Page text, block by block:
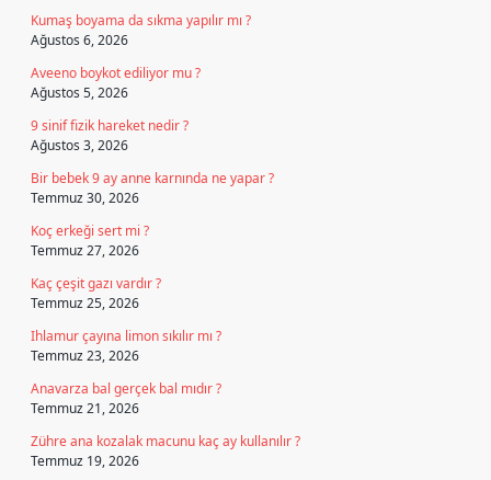
Kumaş boyama da sıkma yapılır mı ?
Ağustos 6, 2026
Aveeno boykot ediliyor mu ?
Ağustos 5, 2026
9 sinif fizik hareket nedir ?
Ağustos 3, 2026
Bir bebek 9 ay anne karnında ne yapar ?
Temmuz 30, 2026
Koç erkeği sert mi ?
Temmuz 27, 2026
Kaç çeşit gazı vardır ?
Temmuz 25, 2026
Ihlamur çayına limon sıkılır mı ?
Temmuz 23, 2026
Anavarza bal gerçek bal mıdır ?
Temmuz 21, 2026
Zühre ana kozalak macunu kaç ay kullanılır ?
Temmuz 19, 2026